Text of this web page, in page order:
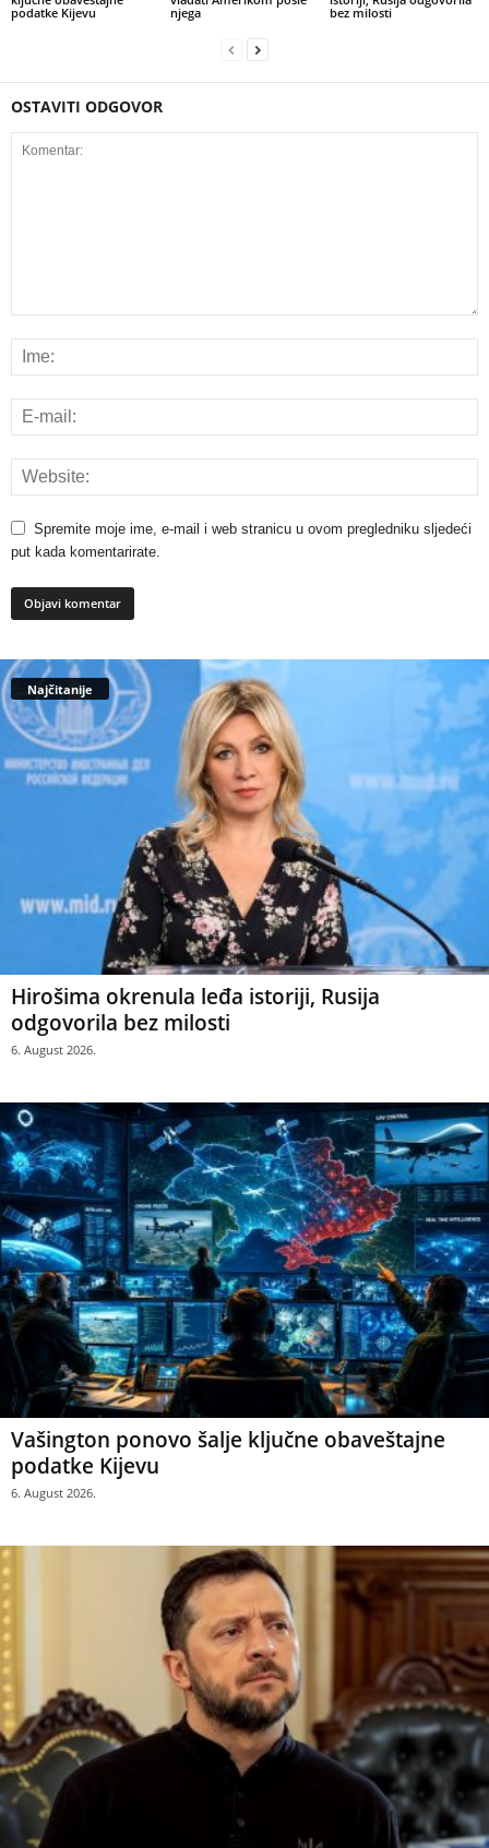
podatke Kijevu
njega
bez milosti
OSTAVITI ODGOVOR
Spremite moje ime, e-mail i web stranicu u ovom pregledniku sljedeći
put kada komentarirate.
Najčitanije
Hirošima okrenula leđa istoriji, Rusija
odgovorila bez milosti
6. August 2026.
Vašington ponovo šalje ključne obaveštajne
podatke Kijevu
6. August 2026.